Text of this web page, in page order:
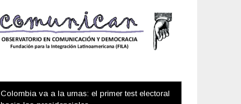
Trump y las drogas: la viga en los propios ojos